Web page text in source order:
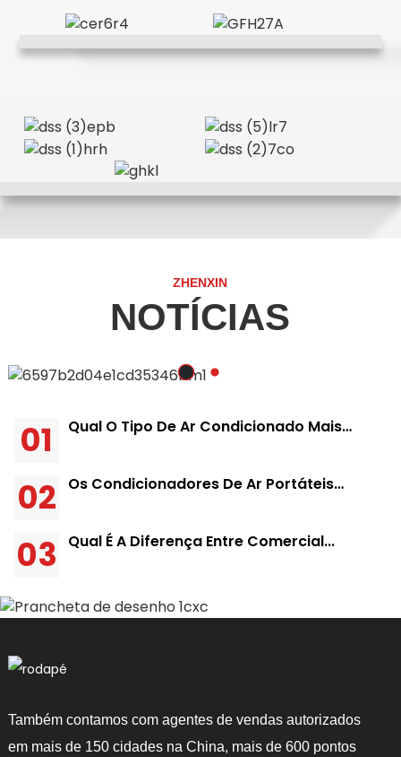
ZHENXIN
NOTÍCIAS
01
Qual O Tipo De Ar Condicionado Mais
02
Os Condicionadores De Ar Portáteis
03 Qual É A Diferença Entre Comercial...
Também contamos com agentes de vendas autorizados
em mais de 150 cidades na China, mais de 600 pontos